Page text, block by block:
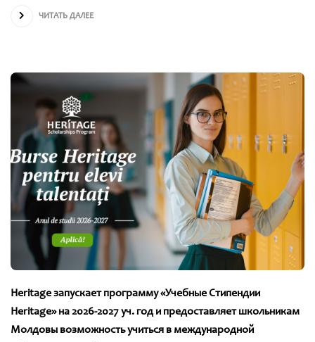
ЧИТАТЬ ДАЛЕЕ
Heritage запускает программу «Учебные Стипендии
Heritage» на 2026-2027 уч. год и предоставляет школьникам
Молдовы возможность учиться в международной